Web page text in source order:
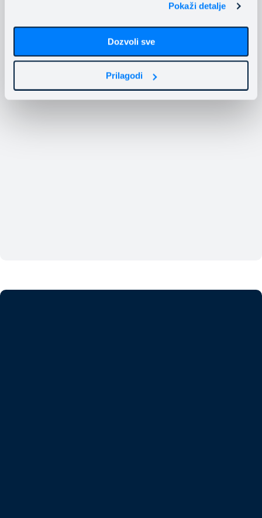
Pokaži detalje
Dozvoli sve
Prilagodi